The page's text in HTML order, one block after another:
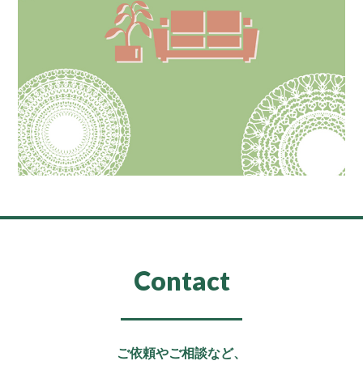
Contact
ご依頼やご相談など、